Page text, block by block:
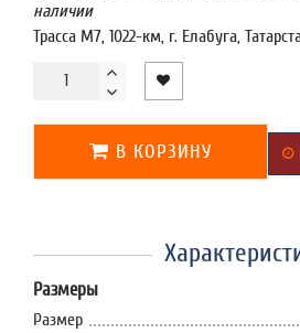
наличии
Трасса М7, 1022-км, г. Елабуга,
В КОРЗИНУ
Размеры
Размер